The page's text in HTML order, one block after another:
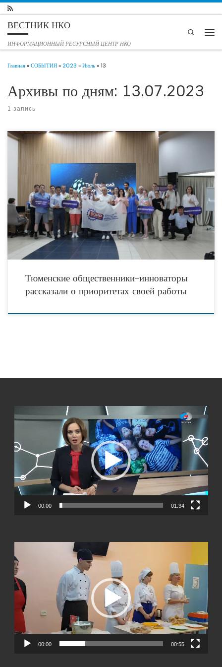
Перейти к содержимому
ВЕСТНИК НКО
ИНФОРМАЦИОННЫЙ РЕСУРСНЫЙ ЦЕНТР НКО
Search
Главная»СОБЫТИЯ»2023 »Июль»13
Архивы по дням: 13.07.2023
1 запись
11 июля 2023 года в пространстве для коллективной работы «Точка Кипения-
Тюмень» собрались около 40 гостей — представители научного сообщества,
средств массовой информации, органов власти, некоммерческого
Тюменские общественники-инноваторы
рассказали о приоритетах своей работы
00:00 01:34
00:00 00:55